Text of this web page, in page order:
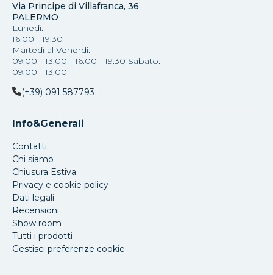
Via Principe di Villafranca, 36
PALERMO
Lunedì:
16:00 - 19:30
Martedì al Venerdi:
09:00 - 13:00 | 16:00 - 19:30 Sabato:
09:00 - 13:00
(+39) 091 587793
Info&Generali
Contatti
Chi siamo
Chiusura Estiva
Privacy e cookie policy
Dati legali
Recensioni
Show room
Tutti i prodotti
Gestisci preferenze cookie